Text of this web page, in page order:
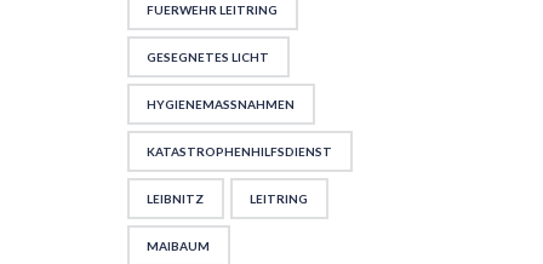
FUERWEHR LEITRING
GESEGNETES LICHT
HYGIENEMASSNAHMEN
KATASTROPHENHILFSDIENST
LEIBNITZ LEITRING
MAIBAUM